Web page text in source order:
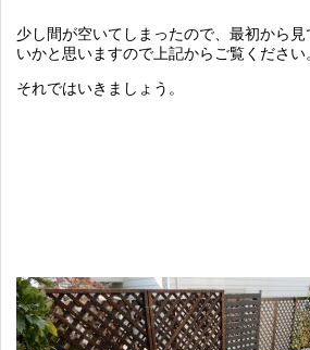
少し間が空いてしまったので、最初から
いかと思いますので上記からご覧ください
それではいきましょう。